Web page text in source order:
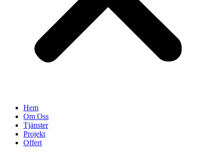
Hem
Om Oss
Tjänster
Projekt
Offert